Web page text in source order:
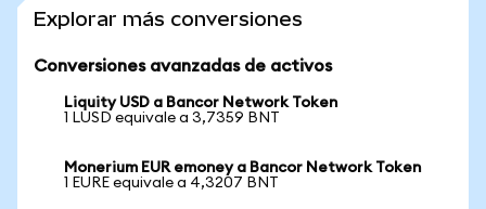
Explorar más conversiones
Conversiones avanzadas de activos
Liquity USD a Bancor Network Token
1 LUSD equivale a 3,7359 BNT
Monerium EUR emoney a Bancor Network Token
1 EURE equivale a 4,3207 BNT